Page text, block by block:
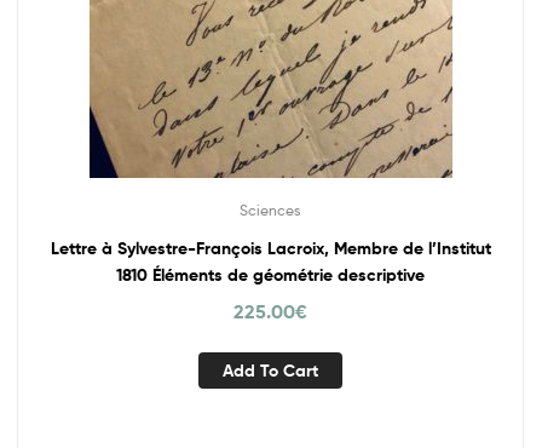
Sciences
Lettre à Sylvestre-François Lacroix, Membre de l’Institut
1810 Éléments de géométrie descriptive
225.00€
Add To Cart